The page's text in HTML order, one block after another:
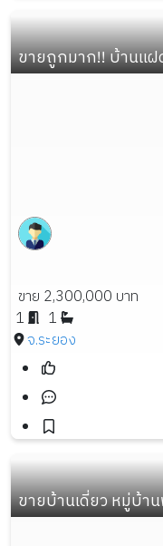
ขายถูกมาก!! บ้านแฝ
ขาย 2,300,000 บาท
1
1
จ.ระยอง
ขายบ้านเดี่ยว หมู่บ้า